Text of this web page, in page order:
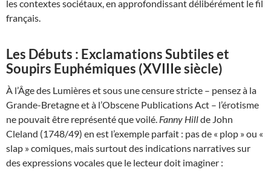
les contextes sociétaux, en approfondissant délibérément le fil
français.
Les Débuts : Exclamations Subtiles et
Soupirs Euphémiques (XVIIIe siècle)
À l’Âge des Lumières et sous une censure stricte – pensez à la
Grande-Bretagne et à l’Obscene Publications Act – l’érotisme
ne pouvait être représenté que voilé. Fanny Hillde John
Cleland (1748/49) en est l’exemple parfait : pas de « plop » ou «
slap » comiques, mais surtout des indications narratives sur
des expressions vocales que le lecteur doit imaginer :